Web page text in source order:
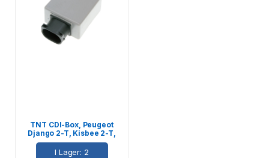
TNT CDI-Box, Peugeot
Django 2-T, Kisbee 2-T,
Speedfight 3 2-T, Vivacity
2-T
I Lager: 2